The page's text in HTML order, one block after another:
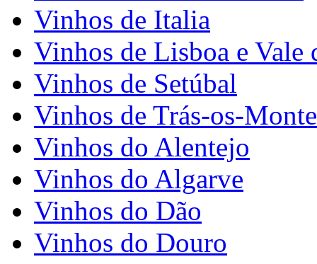
Vinhos de Italia
Vinhos de Lisboa e Vale
Vinhos de Setúbal
Vinhos de Trás-os-
Vinhos do Alentejo
Vinhos do Algarve
Vinhos do Dão
Vinhos do Douro